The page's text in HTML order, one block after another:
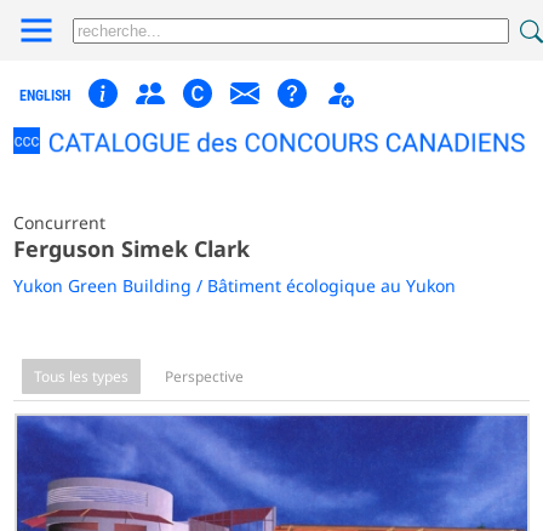
ENGLISH
Concurrent
Ferguson Simek Clark
Yukon Green Building / Bâtiment écologique au Yukon
Tous les types Perspective